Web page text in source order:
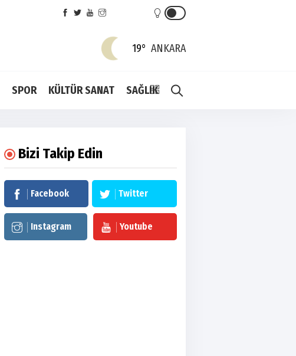
19° ANKARA
SPOR KÜLTÜR SANAT SAĞLIK
Bizi Takip Edin
Facebook Twitter
Instagram Youtube